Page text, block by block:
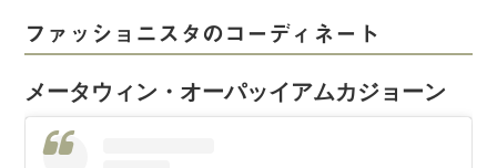
ファッショニスタのコーディネート
メータウィン・オーパッイアムカジョーン